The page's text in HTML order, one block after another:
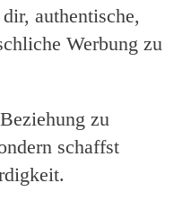
authentische,
Werbung zu
zu
schaffst